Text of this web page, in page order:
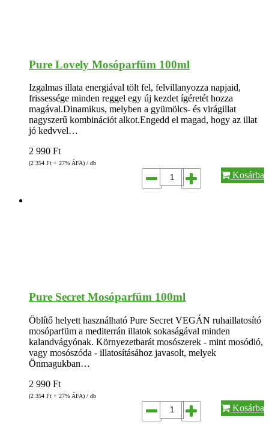
Pure Lovely Mosóparfüm 100ml
Izgalmas illata energiával tölt fel, felvillanyozza napjaid,
frissessége minden reggel egy új kezdet ígéretét hozza
magával.Dinamikus, melyben a gyümölcs- és virágillat
nagyszerű kombinációt alkot.Engedd el magad, hogy az illat
jó kedvvel…
2 990 Ft
(2 354 Ft + 27% ÁFA) / db
Kosárba
Pure Secret Mosóparfüm 100ml
Öblítő helyett használható Pure Secret VEGÁN ruhaillatosító
mosóparfüm a mediterrán illatok sokaságával minden
kalandvágyónak. Környezetbarát mosószerek - mint mosódió,
vagy mosószóda - illatosításához javasolt, melyek
Önmagukban…
2 990 Ft
(2 354 Ft + 27% ÁFA) / db
Kosárba